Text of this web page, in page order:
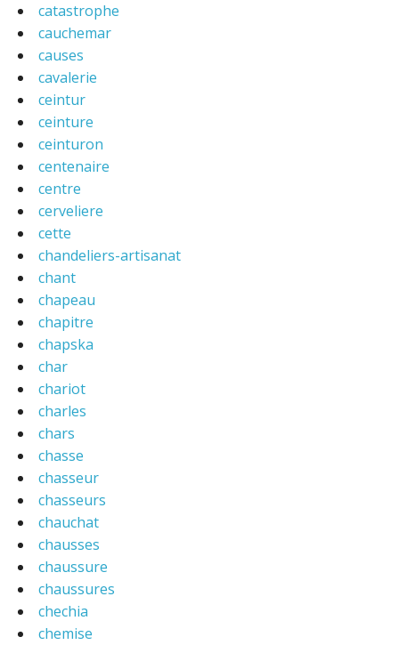
catastrophe
cauchemar
causes
cavalerie
ceintur
ceinture
ceinturon
centenaire
centre
cerveliere
cette
chandeliers-artisanat
chant
chapeau
chapitre
chapska
char
chariot
charles
chars
chasse
chasseur
chasseurs
chauchat
chausses
chaussure
chaussures
chechia
chemise